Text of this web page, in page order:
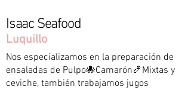
Isaac Seafood
Luquillo
Nos especializamos en la preparación de
ensaladas de Pulpo🐙Camarón🍤Mixtas y
ceviche, también trabajamos jugos